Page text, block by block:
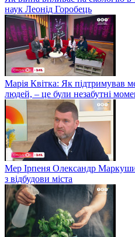
наук Леонід Горобець
Марія Квітка: Як підтримував
людей, – це були незабутні
Мер Ірпеня Олександр
з відбудови міста